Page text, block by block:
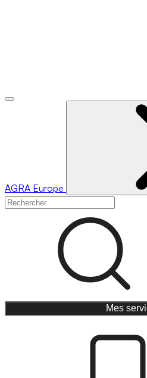
AGRA Europe
Mes